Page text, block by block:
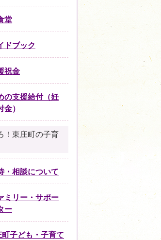
堂
ドブック
祝金
の支援給付（妊
）
！東庄町の子育
・相談について
ミリー・サポー
ー
子ども・子育て